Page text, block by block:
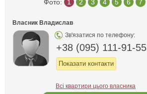
Фото: 1 2 3 4 5 6 7
Власник Владислав
Зв'язатися по телефону:
+38 (095) 111-91-55
Показати контакти
Всі квартири цього власника